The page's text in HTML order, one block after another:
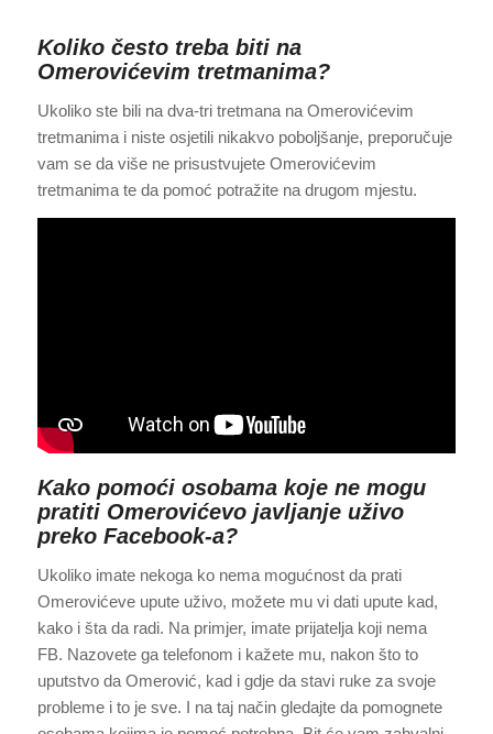
Koliko često treba biti na
Omerovićevim tretmanima?
Ukoliko ste bili na dva-tri tretmana na Omerovićevim
tretmanima i niste osjetili nikakvo poboljšanje, preporučuje
vam se da više ne prisustvujete Omerovićevim
tretmanima te da pomoć potražite na drugom mjestu.
Kako pomoći osobama koje ne mogu
pratiti Omerovićevo javljanje uživo
preko Facebook-a?
Ukoliko imate nekoga ko nema mogućnost da prati
Omerovićeve upute uživo, možete mu vi dati upute kad,
kako i šta da radi. Na primjer, imate prijatelja koji nema
FB. Nazovete ga telefonom i kažete mu, nakon što to
uputstvo da Omerović, kad i gdje da stavi ruke za svoje
probleme i to je sve. I na taj način gledajte da pomognete